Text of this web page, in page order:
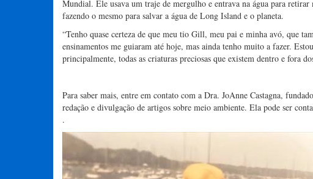
Mundial. Ele usava um traje de mergulho e entrava na água para
fazendo o mesmo para salvar a água de Long Island e o planeta.
“Tenho quase certeza de que meu tio Gill, meu pai e minha avó, que
ensinamentos me guiaram até hoje, mas ainda tenho muito a fazer.
principalmente, todas as criaturas preciosas que existem dentro e fora
Para saber mais, entre em contato com a Dra. JoAnne Castagna,
redação e divulgação de artigos sobre meio ambiente. Ela pode ser
.